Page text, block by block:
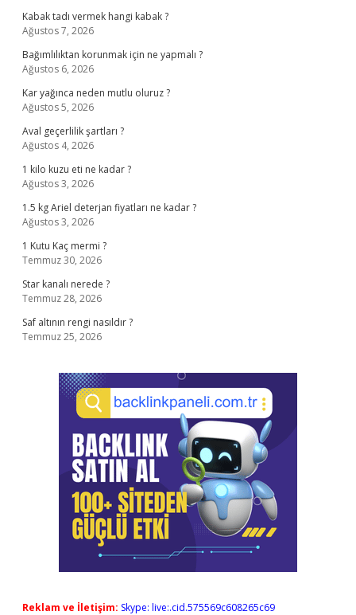
Kabak tadı vermek hangi kabak ?
Ağustos 7, 2026
Bağımlılıktan korunmak için ne yapmalı ?
Ağustos 6, 2026
Kar yağınca neden mutlu oluruz ?
Ağustos 5, 2026
Aval geçerlilik şartları ?
Ağustos 4, 2026
1 kilo kuzu eti ne kadar ?
Ağustos 3, 2026
1.5 kg Ariel deterjan fiyatları ne kadar ?
Ağustos 3, 2026
1 Kutu Kaç mermi ?
Temmuz 30, 2026
Star kanalı nerede ?
Temmuz 28, 2026
Saf altının rengi nasıldır ?
Temmuz 25, 2026
Reklam ve İletişim: Skype: live:.cid.575569c608265c69